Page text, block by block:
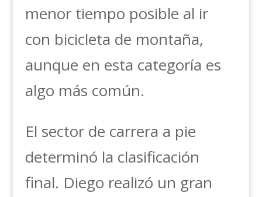
menor tiempo posible al ir
con bicicleta de montaña,
aunque en esta categoría es
algo más común.
El sector de carrera a pie
determinó la clasificación
final. Diego realizó un gran